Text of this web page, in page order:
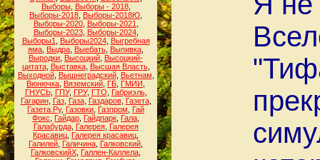
Выборы, Выборы - 2018,
Выборы-2018 Выборы-2018Ю
Выборы-2020, Выборы-2021
Выборы-2023, Выборы-2024,
Выборы1
Выборы2024, Выгребная
яма Выдра Выебать Выпивка
Выродки Высоцкий Высоцкий-
цитата, Выставка, Высшая Власть,
Выходной, Вышнеградский, Вьетнам
Вюнючка Вяземский ГБ ГМИИ
ГНУСЬ, ГПУ, ГРУ, ГТО Габриэль,
Гагарин, Газ, Газа, Газдаров, Газета,
Газета.Ру, Газовки Газпром
Гай
Фокс
Гайдар Гайдпарк Гала
Галабурда, Галерея, Галерея
Красавиц Галерея красавиц
Галилей Галичина Галковский
ГалковскийХ Галлен-Каллела